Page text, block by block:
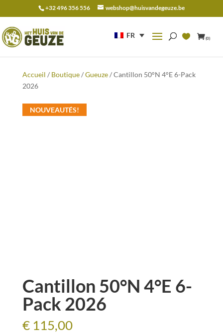
+32 496 356 556 webshop@huisvandegeuze.be
FR (0)
pour :
Accueil / Boutique/Gueuze/ Cantillon 50°N 4°E 6-Pack
2026
NOUVEAUTÉS!
Cantillon 50°N 4°E 6-
Pack 2026
€115,00